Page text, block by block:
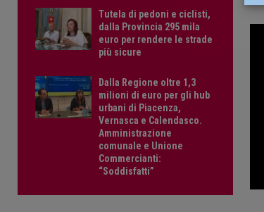
Tutela di pedoni e ciclisti,
dalla Provincia 295 mila
euro per rendere le strade
più sicure
Dalla Regione oltre 1,3
milioni di euro per gli hub
urbani di Piacenza,
Vernasca e Calendasco.
Amministrazione
comunale e Unione
Commercianti:
“Soddisfatti”